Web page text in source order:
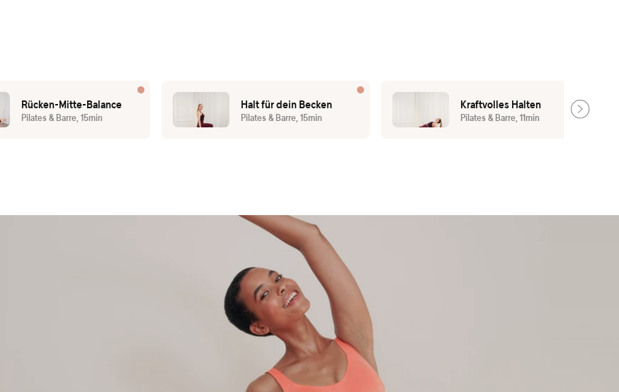
Rücken-Mitte-Balance
Pilates & Barre, 15min
Halt für dein Becken
Pilates & Barre, 15min
Kraftvolles Halten
Pilates & Barre, 11min